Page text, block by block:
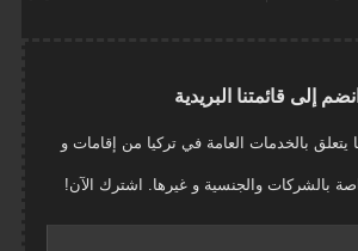
انضم إلى قائمتنا البريدية
بالخدمات العامة في تركيا من إقامات و
بالشركات والجنسية و غيرها. اشترك الآن!